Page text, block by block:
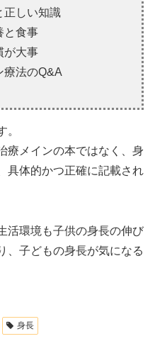
正しい知識
と食事
が大事
療法のQ&A
。
療メインの本ではなく、身
具体的かつ正確に記載され
活環境も子供の身長の伸び
、子どもの身長が気になる
身長